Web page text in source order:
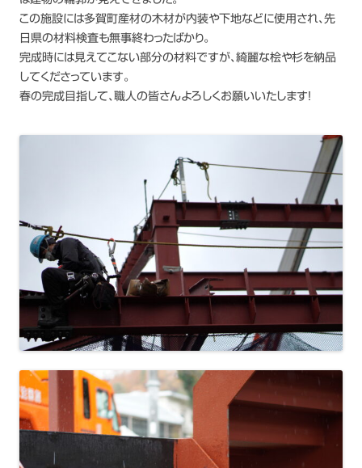
この施設には多賀町産材の木材が内装や下地などに使用され、先
日県の材料検査も無事終わったばかり。
完成時には見えてこない部分の材料ですが、綺麗な桧や杉を納品
してくださっています。
春の完成目指して、職人の皆さんよろしくお願いいたします！